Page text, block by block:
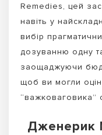
Remedies, цей
навіть у
вибір
дозуванню одну
заощаджуючи
щоб ви могли
“важковаговика”
Дженерик